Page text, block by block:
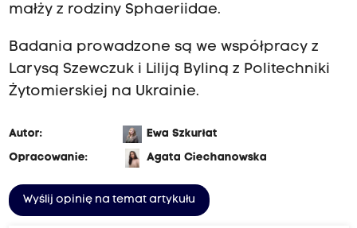
małży z rodziny Sphaeriidae.
Badania prowadzone są we współpracy z
Larysą Szewczuk i Liliją Byliną z Politechniki
Żytomierskiej na Ukrainie.
Autor:
Ewa Szkurłat
Opracowanie:
Agata Ciechanowska
Wyślij opinię na temat artykułu